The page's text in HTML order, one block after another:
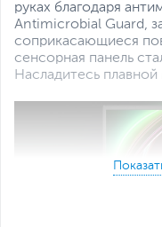
руках благодаря
Antimicrobial Guard,
соприкасающиеся
сенсорная панель
Насладитесь